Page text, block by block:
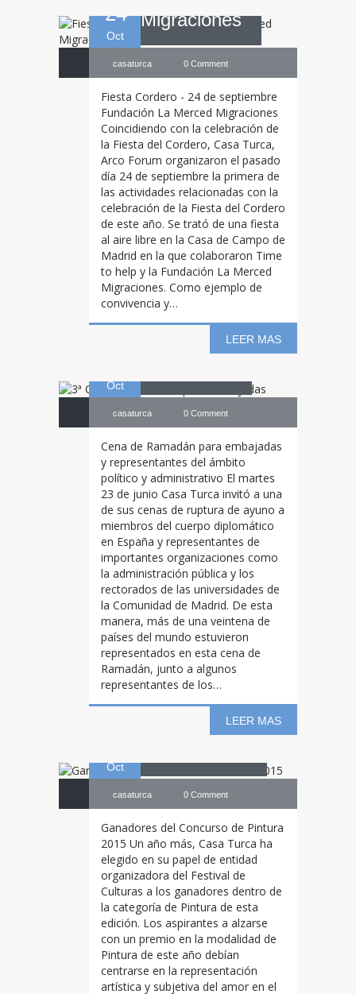
24
Oct
Migraciones
casaturca 0 Comment
Fiesta Cordero - 24 de septiembre
Fundación La Merced Migraciones
Coincidiendo con la celebración de
la Fiesta del Cordero, Casa Turca,
Arco Forum organizaron el pasado
día 24 de septiembre la primera de
las actividades relacionadas con la
celebración de la Fiesta del Cordero
de este año. Se trató de una fiesta
al aire libre en la Casa de Campo de
Madrid en la que colaboraron Time
to help y la Fundación La Merced
Migraciones. Como ejemplo de
convivencia y…
LEER MAS
Oct
3ªCena de
Ramadán para
casaturca 0 Comment
Cena de Ramadán para embajadas
y representantes del ámbito
político y administrativo El martes
23 de junio Casa Turca invitó a una
de sus cenas de ruptura de ayuno a
miembros del cuerpo diplomático
en España y representantes de
importantes organizaciones como
la administración pública y los
rectorados de las universidades de
la Comunidad de Madrid. De esta
manera, más de una veintena de
países del mundo estuvieron
representados en esta cena de
Ramadán, junto a algunos
representantes de los…
LEER MAS
Oct
Ganadores
Concurso de
casaturca 0 Comment
Ganadores del Concurso de Pintura
2015 Un año más, Casa Turca ha
elegido en su papel de entidad
organizadora del Festival de
Culturas a los ganadores dentro de
la categoría de Pintura de esta
edición. Los aspirantes a alzarse
con un premio en la modalidad de
Pintura de este año debían
centrarse en la representación
artística y subjetiva del amor en el